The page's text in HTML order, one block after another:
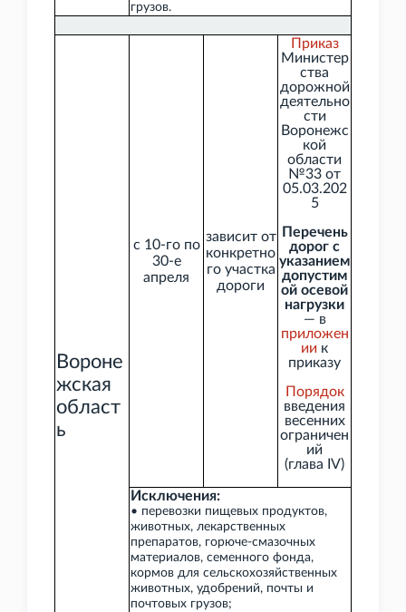
грузов.
Вороне
жская
област
ь
с 10-го по
30-е
апреля
зависит от
конкретно
го участка
дороги
Приказ
Министер
ства
дорожной
деятельно
сти
Воронежс
кой
области
№33 от
05.03.202
5
Перечень
дорог с
указанием
допустим
ой осевой
нагрузки
— в
приложен
ии к
приказу
Порядок
введения
весенних
ограничен
ий
(глава IV)
Исключения:
• перевозки пищевых продуктов,
животных, лекарственных
препаратов, горюче-смазочных
материалов, семенного фонда,
кормов для сельскохозяйственных
животных, удобрений, почты и
почтовых грузов;